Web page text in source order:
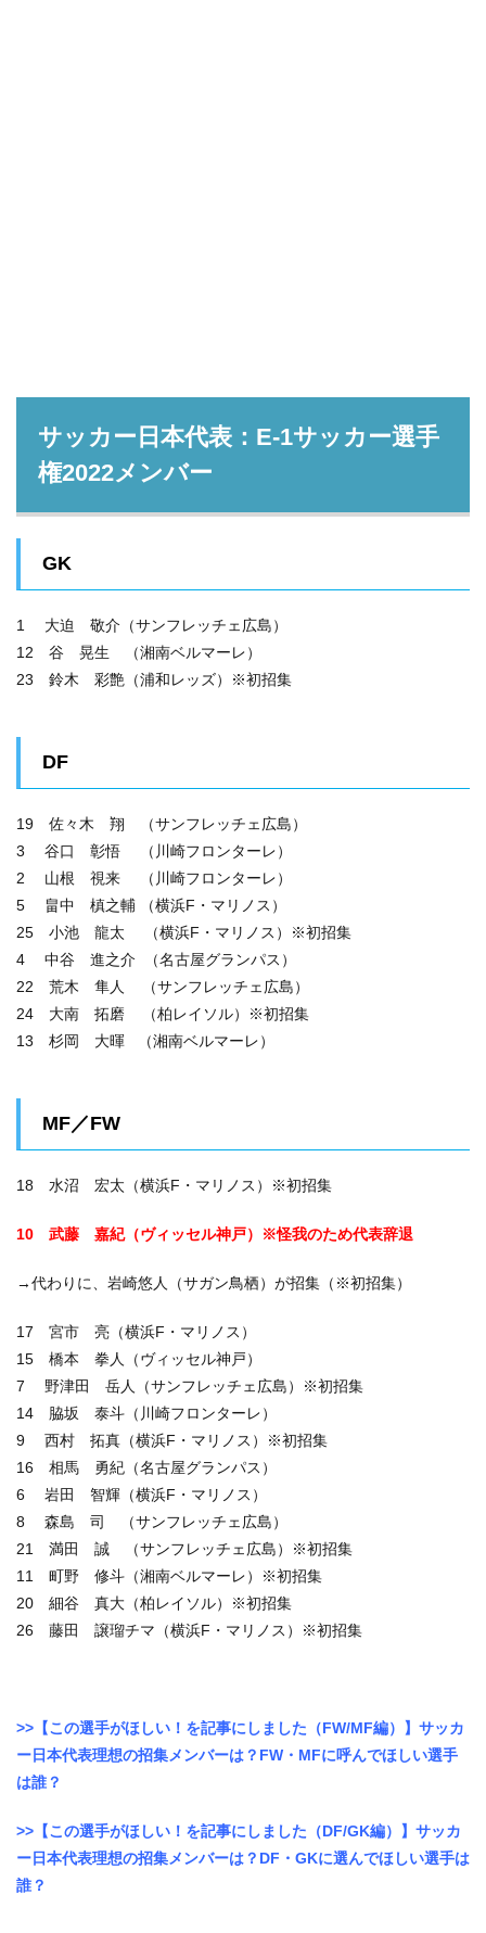
サッカー日本代表：E-1サッカー選手
権2022メンバー
GK
1 大迫 敬介（サンフレッチェ広島）
12 谷 晃生 （湘南ベルマーレ）
23 鈴木 彩艶（浦和レッズ）※初招集
DF
19 佐々木 翔 （サンフレッチェ広島）
3 谷口 彰悟 （川崎フロンターレ）
2 山根 視来 （川崎フロンターレ）
5 畠中 槙之輔 （横浜F・マリノス）
25 小池 龍太 （横浜F・マリノス）※初招集
4 中谷 進之介 （名古屋グランパス）
22 荒木 隼人 （サンフレッチェ広島）
24 大南 拓磨 （柏レイソル）※初招集
13 杉岡 大暉 （湘南ベルマーレ）
MF／FW
18 水沼 宏太（横浜F・マリノス）※初招集
10 武藤 嘉紀（ヴィッセル神戸）※怪我のため代表辞退
→代わりに、岩崎悠人（サガン鳥栖）が招集（※初招集）
17 宮市 亮（横浜F・マリノス）
15 橋本 拳人（ヴィッセル神戸）
7 野津田 岳人（サンフレッチェ広島）※初招集
14 脇坂 泰斗（川崎フロンターレ）
9 西村 拓真（横浜F・マリノス）※初招集
16 相馬 勇紀（名古屋グランパス）
6 岩田 智輝（横浜F・マリノス）
8 森島 司 （サンフレッチェ広島）
21 満田 誠 （サンフレッチェ広島）※初招集
11 町野 修斗（湘南ベルマーレ）※初招集
20 細谷 真大（柏レイソル）※初招集
26 藤田 譲瑠チマ（横浜F・マリノス）※初招集
>>【この選手がほしい！を記事にしました（FW/MF編）】サッカ
ー日本代表理想の招集メンバーは？FW・MFに呼んでほしい選手
は誰？
>>【この選手がほしい！を記事にしました（DF/GK編）】サッカ
ー日本代表理想の招集メンバーは？DF・GKに選んでほしい選手は
誰？